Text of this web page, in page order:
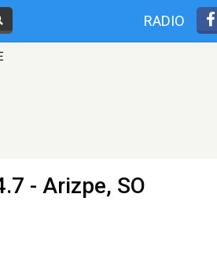
RADIO
- Arizpe, SO